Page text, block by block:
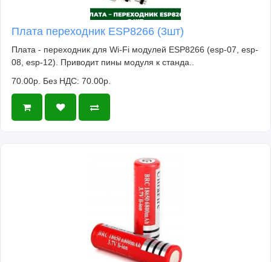
Плата переходник ESP8266 (3шт)
Плата - переходник для Wi-Fi модулей ESP8266 (esp-07, esp-
08, esp-12). Приводит пины модуля к станда..
70.00р. Без НДС: 70.00р.